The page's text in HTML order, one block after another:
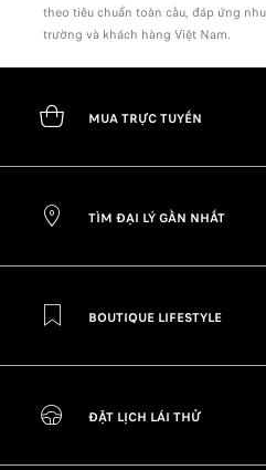
theo tiêu chuẩn toàn cầu, đáp ứng
trường và khách hàng Việt Nam.
MUA TRỰC TUYẾN
TÌM ĐẠI LÝ GẦN NHẤT
BOUTIQUE LIFESTYLE
ĐẶT LỊCH LÁI THỬ